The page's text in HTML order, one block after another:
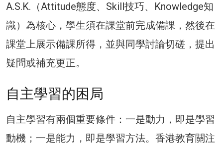
A.S.K.（Attitude態度、Skill技巧、Knowledge知
識）為核心，學生須在課堂前完成備課，然後在
課堂上展示備課所得，並與同學討論切磋，提出
疑問或補充更正。
自主學習的困局
自主學習有兩個重要條件：一是動力，即是學習
動機；一是能力，即是學習方法。香港教育關注